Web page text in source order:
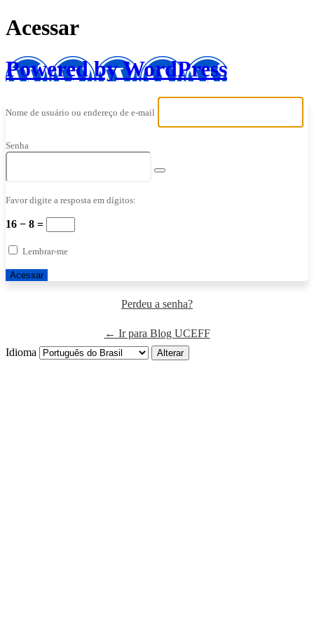
Acessar
Powered by WordPress
Nome de usuário ou endereço de e-mail
Senha
Favor digite a resposta em dígitos:
16 − 8 =
Lembrar-me
Perdeu a senha?
← Ir para Blog UCEFF
Idioma